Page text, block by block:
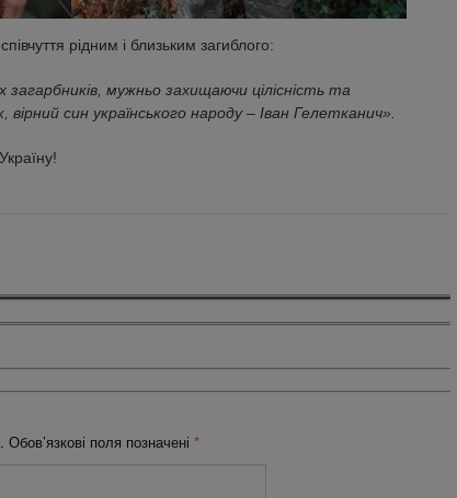
рідним і близьким загиблого:
загарбників, мужньо захищаючи цілісність та
син українського народу – Іван Гелетканич».
Обов’язкові поля позначені *